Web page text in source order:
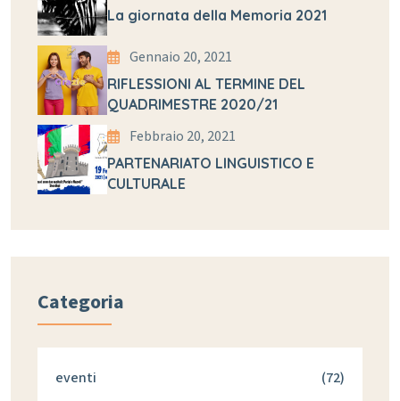
La giornata della Memoria 2021
Gennaio 20, 2021
RIFLESSIONI AL TERMINE DEL
QUADRIMESTRE 2020/21
Febbraio 20, 2021
PARTENARIATO LINGUISTICO E
CULTURALE
Categoria
eventi (72)